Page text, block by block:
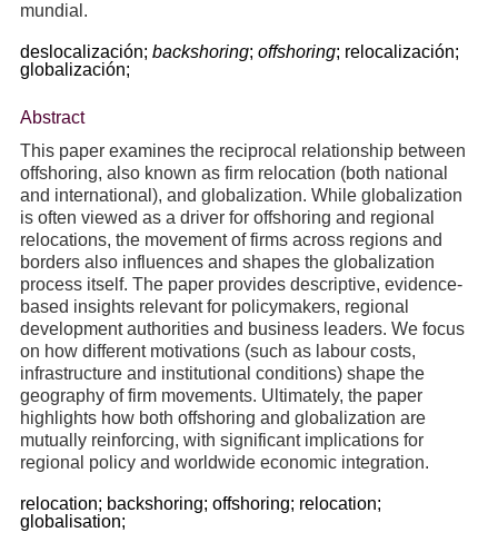
mundial.
deslocalización; backshoring; offshoring; relocalización;
globalización;
Abstract
This paper examines the reciprocal relationship between
offshoring, also known as firm relocation (both national
and international), and globalization. While globalization
is often viewed as a driver for offshoring and regional
relocations, the movement of firms across regions and
borders also influences and shapes the globalization
process itself. The paper provides descriptive, evidence-
based insights relevant for policymakers, regional
development authorities and business leaders. We focus
on how different motivations (such as labour costs,
infrastructure and institutional conditions) shape the
geography of firm movements. Ultimately, the paper
highlights how both offshoring and globalization are
mutually reinforcing, with significant implications for
regional policy and worldwide economic integration.
relocation; backshoring; offshoring; relocation;
globalisation;